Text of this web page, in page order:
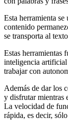
Esta herramienta se
contenido
se transporta al
Estas herramientas
inteligencia artificial
trabajar con
Además de dar los
y disfrutar mientras
La velocidad de
rápida, es decir,